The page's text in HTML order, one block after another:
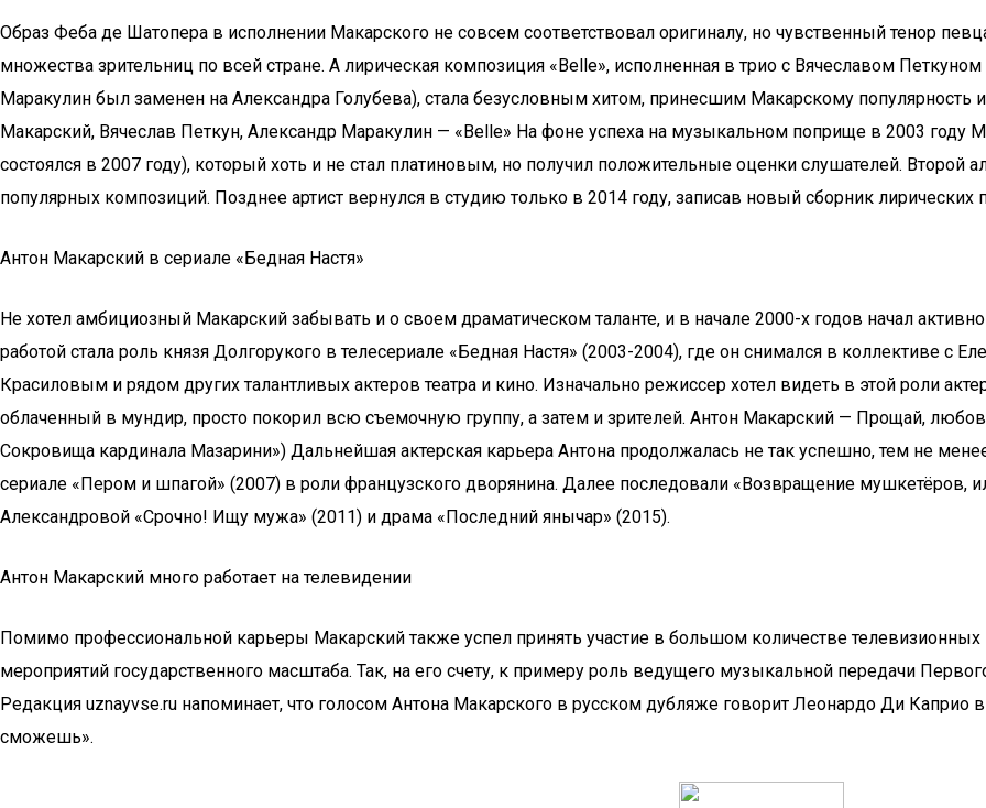
Образ Феба де Шатопера в исполнении Макарского не совсем соответствовал оригиналу, но чувственный тенор
множества зрительниц по всей стране. А лирическая композиция «Belle», исполненная в трио с Вячеславом
Маракулин был заменен на Александра Голубева), стала безусловным хитом, принесшим Макарскому популярность
Макарский, Вячеслав Петкун, Александр Маракулин — «Belle» На фоне успеха на музыкальном поприще в 2003 году
состоялся в 2007 году), который хоть и не стал платиновым, но получил положительные оценки слушателей.
популярных композиций. Позднее артист вернулся в студию только в 2014 году, записав новый сборник лирических
Антон Макарский в сериале «Бедная Настя»
Не хотел амбициозный Макарский забывать и о своем драматическом таланте, и в начале 2000-х годов начал
работой стала роль князя Долгорукого в телесериале «Бедная Настя» (2003-2004), где он снимался в коллективе
Красиловым и рядом других талантливых актеров театра и кино. Изначально режиссер хотел видеть в этой роли
облаченный в мундир, просто покорил всю съемочную группу, а затем и зрителей. Антон Макарский — Прощай,
Сокровища кардинала Мазарини») Дальнейшая актерская карьера Антона продолжалась не так успешно, тем не
сериале «Пером и шпагой» (2007) в роли французского дворянина. Далее последовали «Возвращение мушкетёров,
Александровой «Срочно! Ищу мужа» (2011) и драма «Последний янычар» (2015).
Антон Макарский много работает на телевидении
Помимо профессиональной карьеры Макарский также успел принять участие в большом количестве
мероприятий государственного масштаба. Так, на его счету, к примеру роль ведущего музыкальной передачи
Редакция uznayvse.ru напоминает, что голосом Антона Макарского в русском дубляже говорит Леонардо Ди
сможешь».